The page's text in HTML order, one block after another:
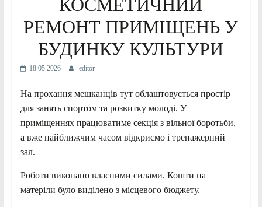
КОСМЕТИЧНИЙ
РЕМОНТ ПРИМІЩЕНЬ У
БУДИНКУ КУЛЬТУРИ
18.05.2026 editor
На прохання мешканців тут облаштовується простір
для занять спортом та розвитку молоді. У
приміщеннях працюватиме секція з вільної боротьби,
а вже найближчим часом відкриємо і тренажерний
зал.
Роботи виконано власними силами. Кошти на
матеріли було виділено з місцевого бюджету.